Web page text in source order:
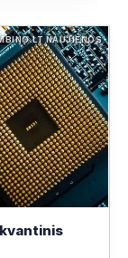
NAUJIENOS